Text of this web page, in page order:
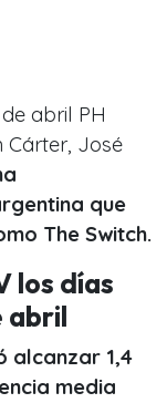
abril PH
José
que
The Switch.
los días
abril
alcanzar 1,4
media